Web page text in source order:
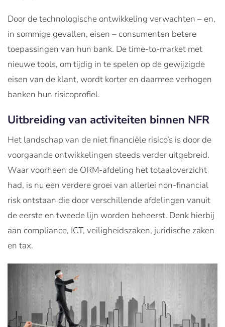
Door de technologische ontwikkeling verwachten – en,
in sommige gevallen, eisen – consumenten betere
toepassingen van hun bank. De time-to-market met
nieuwe tools, om tijdig in te spelen op de gewijzigde
eisen van de klant, wordt korter en daarmee verhogen
banken hun risicoprofiel.
Uitbreiding van activiteiten binnen NFR
Het landschap van de niet financiële risico’s is door de
voorgaande ontwikkelingen steeds verder uitgebreid.
Waar voorheen de ORM-afdeling het totaaloverzicht
had, is nu een verdere groei van allerlei non-financial
risk ontstaan die door verschillende afdelingen vanuit
de eerste en tweede lijn worden beheerst. Denk hierbij
aan compliance, ICT, veiligheidszaken, juridische zaken
en tax.